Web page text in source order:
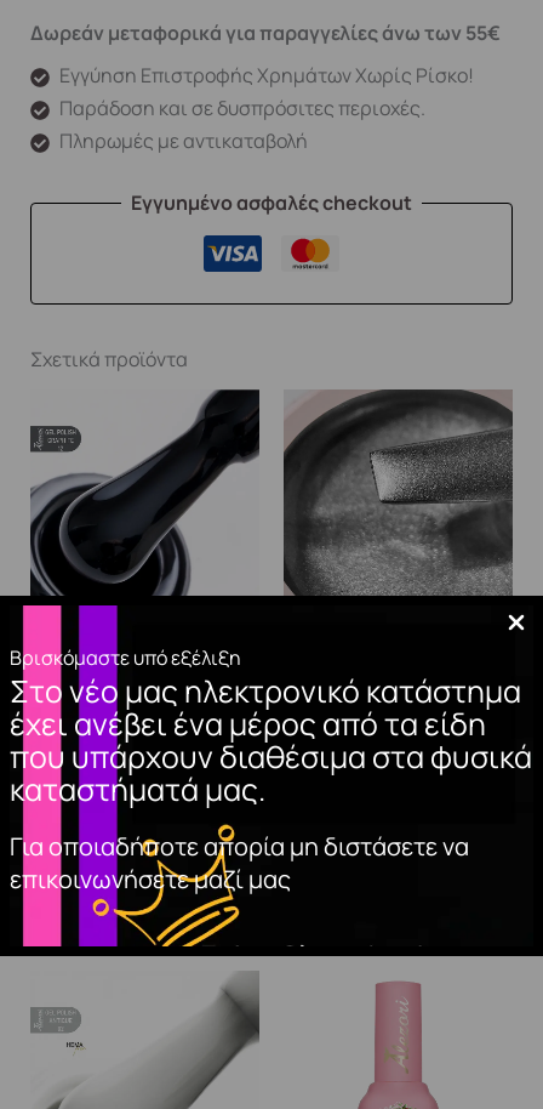
Βρισκόμαστε υπό εξέλιξη
Στο νέο μας ηλεκτρονικό κατάστημα
έχει ανέβει ένα μέρος από τα είδη
που υπάρχουν διαθέσιμα στα φυσικά
καταστήματά μας.
Για οποιαδήποτε απορία μη διστάσετε να
επικοινωνήσετε μαζί μας
Δωρεάν μεταφορικά για παραγγελίες άνω των 55€
Εγγύηση Επιστροφής Χρημάτων Χωρίς Ρίσκο!
Παράδοση και σε δυσπρόσιτες περιοχές.
Πληρωμές με αντικαταβολή
Εγγυημένο ασφαλές checkout
Σχετικά προϊόντα
GEL POLISH
GRAPHITE 12
(ΜΑΥΡΟ №287)
15ml.
10,00€
ΠΡΟΣΘΉΚΗ
ΣΤΟ ΚΑΛΆΘΙ
SILVER 3.5ml
7,00€
ΠΡΟΣΘΉΚΗ